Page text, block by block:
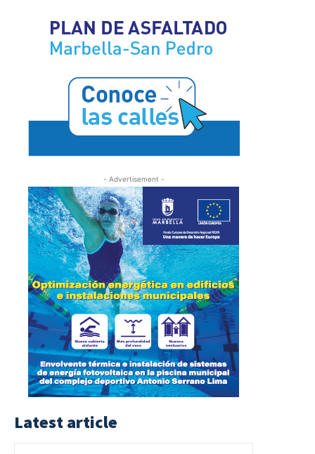
- Advertisement -
Latest article